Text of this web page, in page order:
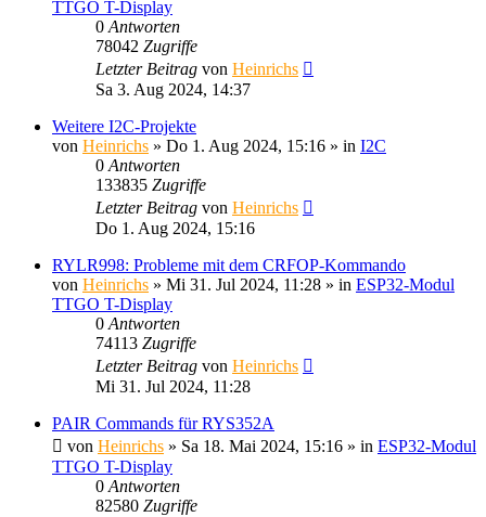
TTGO T-Display
0 Antworten
78042 Zugriffe
Letzter Beitrag von Heinrichs
Sa 3. Aug 2024, 14:37
Weitere I2C-Projekte
von Heinrichs » Do 1. Aug 2024, 15:16 » in I2C
0 Antworten
133835 Zugriffe
Letzter Beitrag von Heinrichs
Do 1. Aug 2024, 15:16
RYLR998: Probleme mit dem CRFOP-Kommando
von Heinrichs » Mi 31. Jul 2024, 11:28 » in ESP32-Modul
TTGO T-Display
0 Antworten
74113 Zugriffe
Letzter Beitrag von Heinrichs
Mi 31. Jul 2024, 11:28
PAIR Commands für RYS352A
von Heinrichs » Sa 18. Mai 2024, 15:16 » in ESP32-Modul
TTGO T-Display
0 Antworten
82580 Zugriffe